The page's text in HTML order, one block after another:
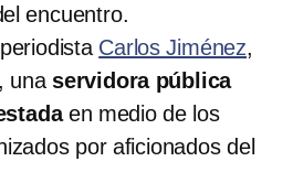
encuentro.
Carlos Jiménez,
una servidora pública
en medio de los
por aficionados del